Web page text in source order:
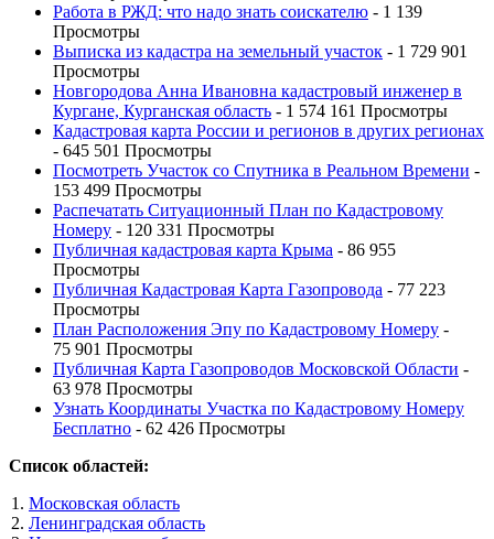
Работа в РЖД: что надо знать соискателю - 1 139
Просмотры
Выписка из кадастра на земельный участок - 1 729 901
Просмотры
Новгородова Анна Ивановна кадастровый инженер в
Кургане, Курганская область - 1 574 161 Просмотры
Кадастровая карта России и регионов в других регионах
- 645 501 Просмотры
Посмотреть Участок со Спутника в Реальном Времени -
153 499 Просмотры
Распечатать Ситуационный План по Кадастровому
Номеру - 120 331 Просмотры
Публичная кадастровая карта Крыма - 86 955
Просмотры
Публичная Кадастровая Карта Газопровода - 77 223
Просмотры
План Расположения Эпу по Кадастровому Номеру -
75 901 Просмотры
Публичная Карта Газопроводов Московской Области -
63 978 Просмотры
Узнать Координаты Участка по Кадастровому Номеру
Бесплатно - 62 426 Просмотры
Список областей:
Московская область
Ленинградская область